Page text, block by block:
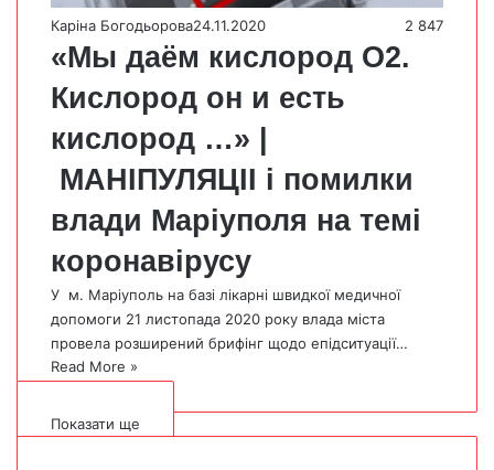
Каріна Богодьорова24.11.2020 2 847
«Мы даём кислород О2.
Кислород он и есть
кислород …» |
МАНІПУЛЯЦІІ і помилки
влади Маріуполя на темі
коронавірусу
У м. Маріуполь на базі лікарні швидкої медичної
допомоги 21 листопада 2020 року влада міста
провела розширений брифінг щодо епідситуації…
Read More »
Показати ще